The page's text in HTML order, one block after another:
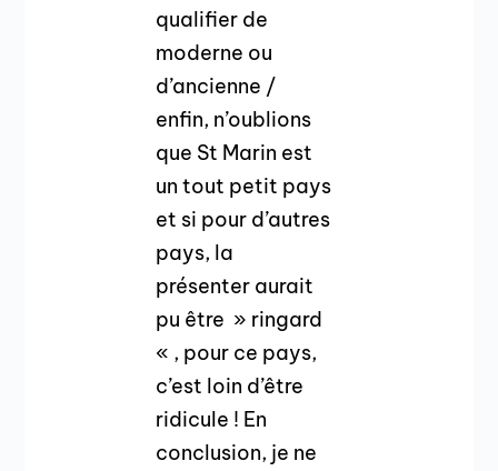
qualifier de
moderne ou
d’ancienne /
enfin, n’oublions
que St Marin est
un tout petit pays
et si pour d’autres
pays, la
présenter aurait
pu être » ringard
« , pour ce pays,
c’est loin d’être
ridicule ! En
conclusion, je ne